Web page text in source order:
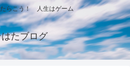
らこう！ 人生はゲーム
たブログ